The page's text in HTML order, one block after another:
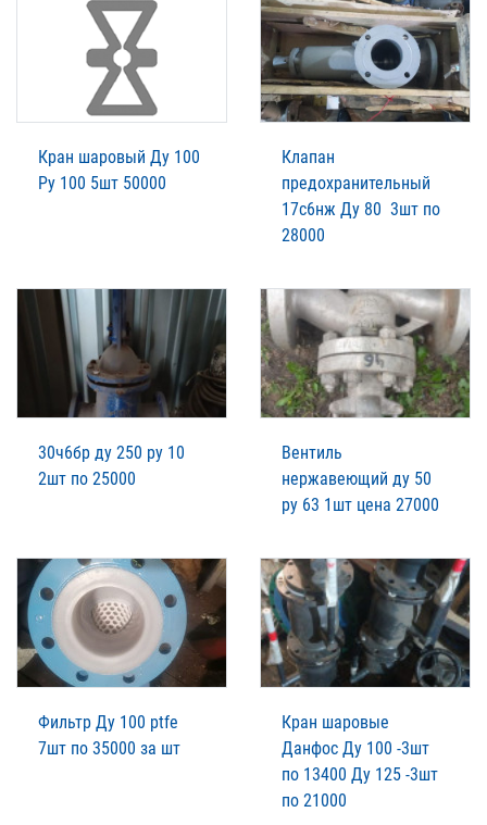
Кран шаровый Ду 100
Ру 100 5шт 50000
Клапан
предохранительный
17с6нж Ду 80 3шт по
28000
30ч6бр ду 250 ру 10
2шт по 25000
Вентиль
нержавеющий ду 50
ру 63 1шт цена 27000
Фильтр Ду 100 ptfe
7шт по 35000 за шт
Кран шаровые
Данфос Ду 100 -3шт
по 13400 Ду 125 -3шт
по 21000